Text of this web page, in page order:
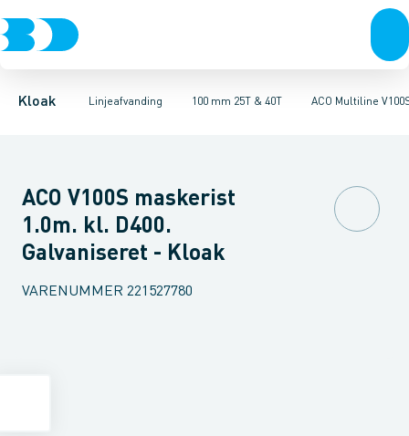
Kloak Linjeafvanding
Rør & fittingsBrøndeBrøndgodsLinjeafvanding Tanke,
100 mm 25T & 40T
100 mm 1,5T, 12,5T & 25T 100 mm 25T & 40T 100 mm 90T 150
ACO Multiline
ULMA MULTIV+ 100. Galvaniseret ULMA MULTIV+ 100.
ACO V100S maskerist
1.0m. kl. D400.
Galvaniseret - Kloak
VARENUMMER 221527780